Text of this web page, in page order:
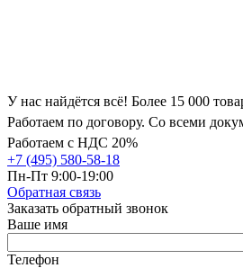
У нас найдётся всё! Более 15 000
Работаем по договору. Со всеми
Работаем с НДС 20%
+7 (495) 580-58-18
Пн-Пт 9:00-19:00
Обратная связь
Заказать обратный звонок
Ваше имя
Телефон